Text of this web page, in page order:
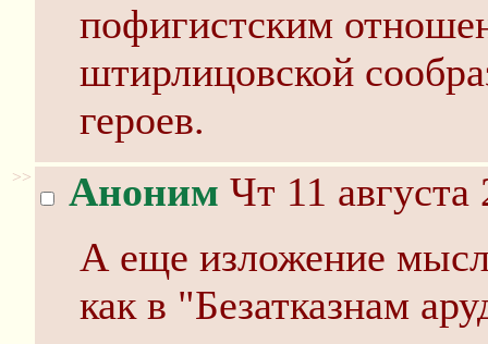
пофигистским
штирлицовской
героев.
>> Аноним Чт 11
А еще изложение
как в "Безатказнам